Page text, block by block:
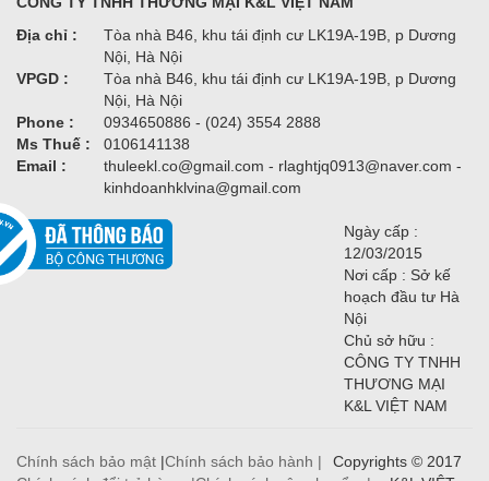
Địa chỉ :
Tòa nhà B46, khu tái định cư LK19A-19B, p Dương
Nội, Hà Nội
VPGD :
Tòa nhà B46, khu tái định cư LK19A-19B, p Dương
Nội, Hà Nội
Phone :
0934650886 - (024) 3554 2888
Ms Thuế :
0106141138
Email :
thuleekl.co@gmail.com - rlaghtjq0913@naver.com -
kinhdoanhklvina@gmail.com
Ngày cấp :
12/03/2015
Nơi cấp : Sở kế
hoạch đầu tư Hà
Nội
Chủ sở hữu :
CÔNG TY TNHH
THƯƠNG MẠI
K&L VIỆT NAM
Chính sách bảo mật |Chính sách bảo hành |
Copyrights © 2017